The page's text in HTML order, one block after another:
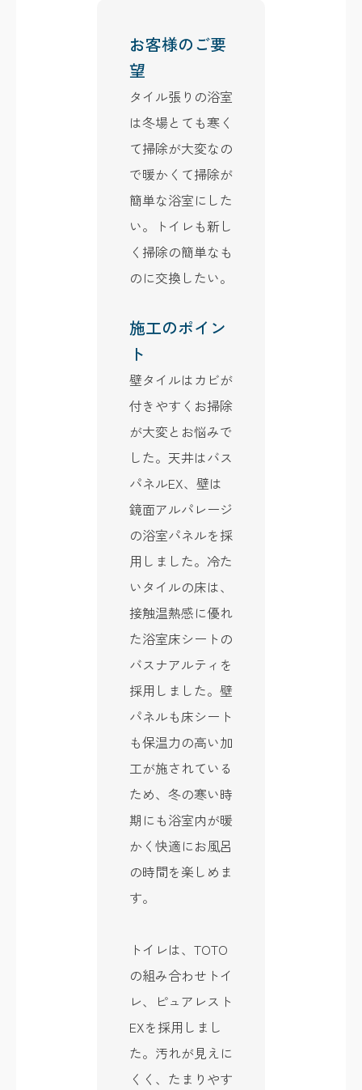
お客様のご要
望
タイル張りの浴室
は冬場とても寒く
て掃除が大変なの
で暖かくて掃除が
簡単な浴室にした
い。トイレも新し
く掃除の簡単なも
のに交換したい。
施工のポイン
ト
壁タイルはカビが
付きやすくお掃除
が大変とお悩みで
した。天井はバス
パネルEX、壁は
鏡面アルパレージ
の浴室パネルを採
用しました。冷た
いタイルの床は、
接触温熱感に優れ
た浴室床シートの
バスナアルティを
採用しました。壁
パネルも床シート
も保温力の高い加
工が施されている
ため、冬の寒い時
期にも浴室内が暖
かく快適にお風呂
の時間を楽しめま
す。
トイレは、TOTO
の組み合わせトイ
レ、ピュアレスト
EXを採用しまし
た。汚れが見えに
くく、たまりやす